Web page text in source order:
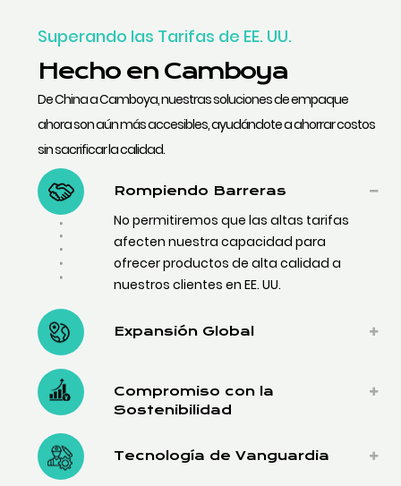
Superando las Tarifas de EE. UU.
Hecho en Camboya
De China a Camboya, nuestras soluciones de empaque
ahora son aún más accesibles, ayudándote a ahorrar costos
sin sacrificar la calidad.
Rompiendo Barreras
No permitiremos que las altas tarifas
afecten nuestra capacidad para
ofrecer productos de alta calidad a
nuestros clientes en EE. UU.
Expansión Global
Compromiso con la
Sostenibilidad
Tecnología de Vanguardia